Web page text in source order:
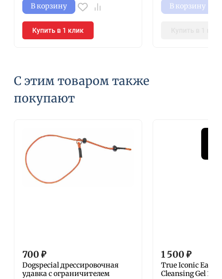
В корзину
Купить в 1 клик
В корзину
С этим товаром также
покупают
700 ₽
Dogspecial дрессировочная
удавка с ограничителем
1 500 ₽
True Iconic Ear
Cleansing Gel